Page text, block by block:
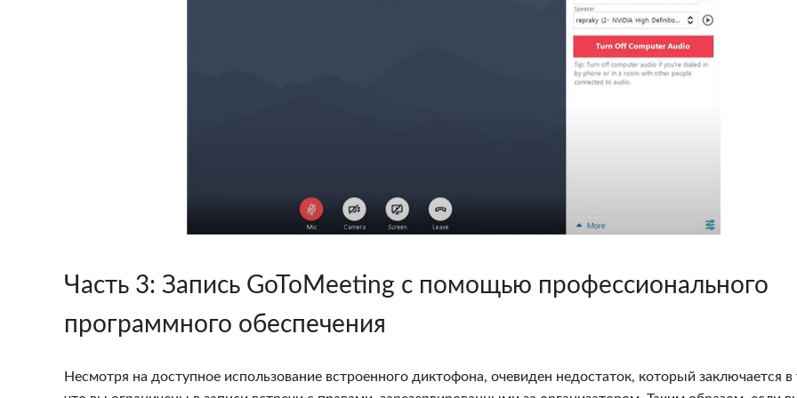
Часть 3: Запись GoToMeeting с помощью профессионального
программного обеспечения
Несмотря на доступное использование встроенного диктофона, очевиден недостаток, который заключается в